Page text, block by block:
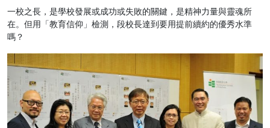
一校之長，是學校發展或成功或失敗的關鍵，是精神力量與靈魂所
在。但用「教育信仰」檢測，段校長達到要用提前續約的優秀水準
嗎？